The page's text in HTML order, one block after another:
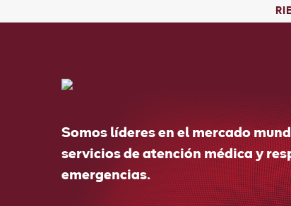
Somos líderes en el mercado
servicios de atención médica y
emergencias.